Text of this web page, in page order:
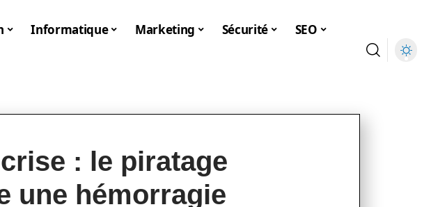
Informatique Marketing Sécurité SEO
: le piratage
une hémorragie